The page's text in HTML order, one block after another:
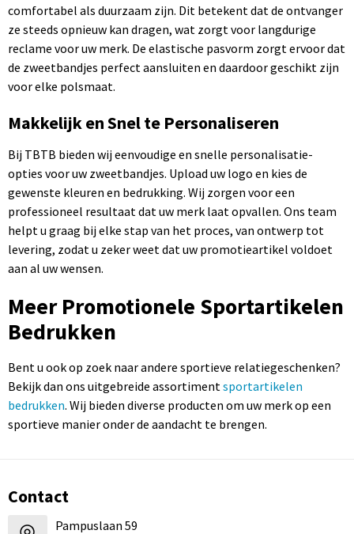
comfortabel als duurzaam zijn. Dit betekent dat de ontvanger
ze steeds opnieuw kan dragen, wat zorgt voor langdurige
reclame voor uw merk. De elastische pasvorm zorgt ervoor dat
de zweetbandjes perfect aansluiten en daardoor geschikt zijn
voor elke polsmaat.
Makkelijk en Snel te Personaliseren
Bij TBTB bieden wij eenvoudige en snelle personalisatie-
opties voor uw zweetbandjes. Upload uw logo en kies de
gewenste kleuren en bedrukking. Wij zorgen voor een
professioneel resultaat dat uw merk laat opvallen. Ons team
helpt u graag bij elke stap van het proces, van ontwerp tot
levering, zodat u zeker weet dat uw promotieartikel voldoet
aan al uw wensen.
Meer Promotionele Sportartikelen
Bedrukken
Bent u ook op zoek naar andere sportieve relatiegeschenken?
Bekijk dan ons uitgebreide assortimentsportartikelen
bedrukken. Wij bieden diverse producten om uw merk op een
sportieve manier onder de aandacht te brengen.
Contact
Pampuslaan 59